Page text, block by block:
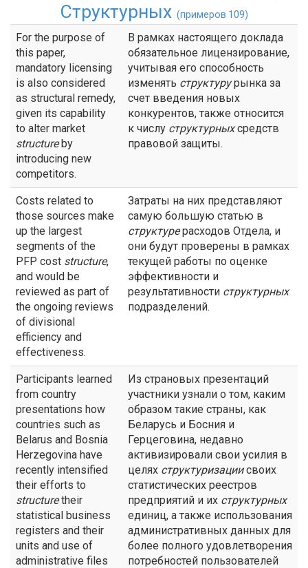
Структурных (примеров 109)
For the purpose of
this paper,
mandatory licensing
is also considered
as structural remedy,
given its capability
to alter market
structureby
introducing new
competitors.
В рамках настоящего доклада
обязательное лицензирование,
учитывая его способность
изменять структурурынка за
счет введения новых
конкурентов, также относится
к числу структурныхсредств
правовой защиты.
Costs related to
those sources make
up the largest
segments of the
PFP cost structure,
and would be
reviewed as part of
the ongoing reviews
of divisional
efficiency and
effectiveness.
Затраты на них представляют
самую большую статью в
структурерасходов Отдела, и
они будут проверены в рамках
текущей работы по оценке
эффективности и
результативности структурных
подразделений.
Participants learned
from country
presentations how
countries such as
Belarus and Bosnia
Herzegovina have
recently intensified
their efforts to
structuretheir
statistical business
registers and their
units and use of
administrative files
Из страновых презентаций
участники узнали о том, каким
образом такие страны, как
Беларусь и Босния и
Герцеговина, недавно
активизировали свои усилия в
целях структуризациисвоих
статистических реестров
предприятий и их структурных
единиц, а также использования
административных данных для
более полного удовлетворения
потребностей пользователей